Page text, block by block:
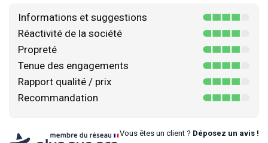
Informations et suggestions
Réactivité de la société
Propreté
Tenue des engagements
Rapport qualité / prix
Recommandation
Vous êtes un client ? Déposez un avis !